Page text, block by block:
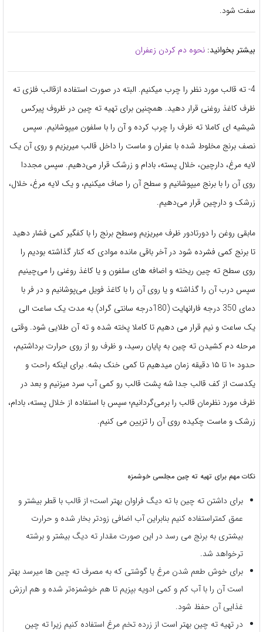
سفت شود.
بیشتر بخوانید: نحوه دم کردن زعفران
4- ته قالب مورد نظر را چرب میکنیم. البته در صورت استفاده ازقالب فلزی ته
ظرف کاغذ روغنی قرار دهید. همچنین برای تهیه ته چین در ظروف پیرکس
شیشیه ای کاملا ته ظرف را چرب کرده و آن را با سلفون میپوشانیم. سپس
نصف برنج مخلوط شده با عفران و ماست را داخل قالب میریزیم و روی آن یک
لایه مرغ، دارچین، خلال پسته، بادام و زرشک قرار می‌دهیم. سپس مجددا
روی آن را با برنج میپوشانیم و سطح آن را صاف میکنیم، و یک لایه مرغ، خلال،
زرشک و دارچین قرار می‌دهیم.
مابقی روغن را دورتادور ظرف میریزیم وسطح برنج را با كفگير كمی فشار دهيد
تا برنج كمی فشرده شود در آخر باقی مانده موادی که کنار گذاشته بودیم را
روی سطح ته چین ریخته و اضافه های سلفون و یا کاغذ روغنی را می‌چینیم
سپس درب آن را گذاشته و یا روی آن را با کاغذ فویل می‌پوشانیم و در فر با
دمای 350 درجه فارانهایت (180درجه سانتی گراد) به مدت یک ساعت الی
یک ساعت و نیم قرار می دهیم تا کاملا پخته شده و ته آن طلایی شود. وقتی
مرحله دم کشیدن ته چین به پایان رسید،‌ و ظرف رو از روی حرارت برداشتیم،‌
حدود ١٠ تا ١۵ دقیقه زمان میدهیم تا کمی خنک بشه. برای اینکه راحت و
یکدست از کف قالب جدا شه پشت قالب رو کمی آب سرد میزنیم و بعد در
ظرف مورد نظرمان قالب را برمی‌گردانیم؛ سپس با استفاده از خلال پسته، بادام،
زرشک و ماست چکیده روی آن را تزیین می کنیم.
نکات مهم برای تهیه ته چین مجلسی خوشمزه
برای داشتن ته چین با ته دیگ فراوان بهتر است؛ از قالب با قطر بیشتر و
عمق کمتراستفاده کنیم بنابراین آب اضافی زودتر بخار شده و حرارت
بیشتری به برنج می رسد در این صورت مقدار ته دیگ بیشتر و برشته
ترخواهد شد.
برای خوش طعم شدن مرغ یا گوشتی که به مصرف ته چین ها میرسد بهتر
است آن را با آب کم و کمی ادویه بپزیم تا هم خوشمزه‌تر شده و هم ارزش
غذایی آن حفظ شود.
در تهیه ته چین بهتر است از زرده تخم مرغ استفاده کنیم زیرا ته چین